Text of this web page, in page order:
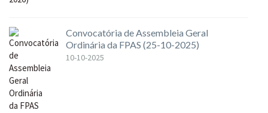
Convocatória de Assembleia Geral
Ordinária da FPAS (25-10-2025)
10-10-2025